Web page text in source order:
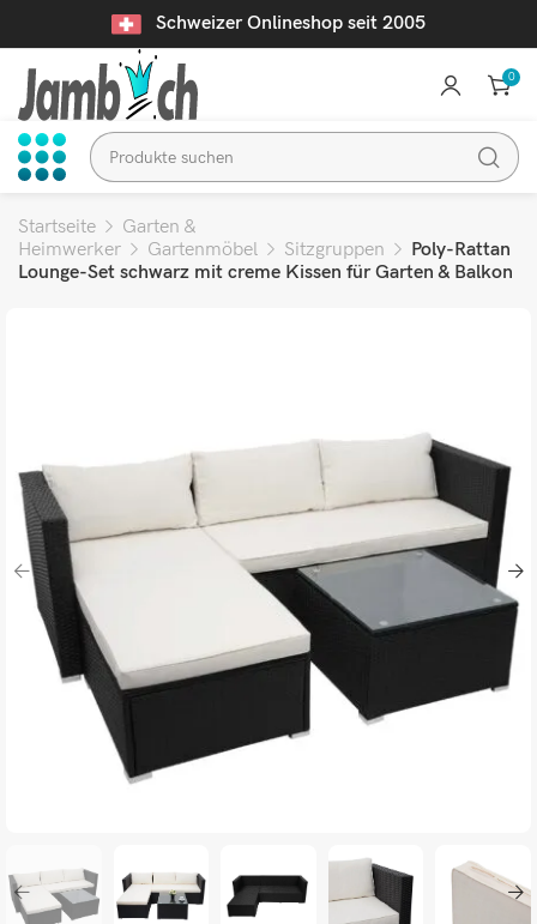
Schweizer Onlineshop seit 2005
0
Startseite
Garten &
Heimwerker
Gartenmöbel Sitzgruppen
Poly-Rattan
Lounge-Set schwarz mit creme Kissen für Garten & Balkon